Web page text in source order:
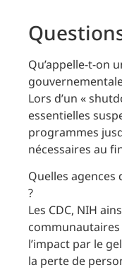
Qu’appelle-t-on
Lors d’un «
essentielles
programmes
nécessaires au
Quelles agences
?
Les CDC, NIH
l’impact par le
la perte de